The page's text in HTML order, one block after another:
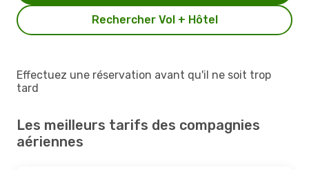
Rechercher Vol + Hôtel
Effectuez une réservation avant qu'il ne soit trop
tard
Les meilleurs tarifs des compagnies
aériennes